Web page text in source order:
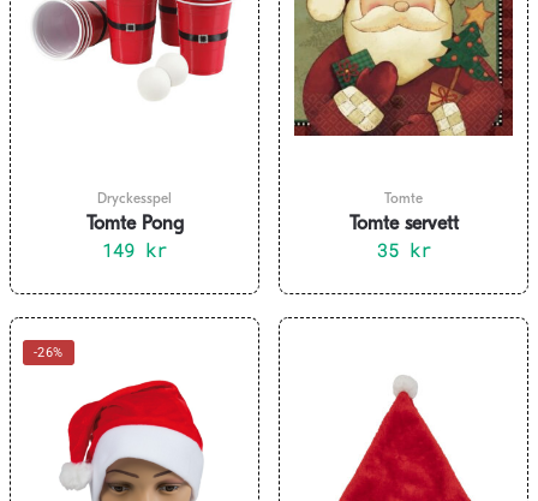
olika
alternativen
kan
Dryckesspel
Tomte Pong
149 kr
Tomte
Tomte servett
35 kr
-26%